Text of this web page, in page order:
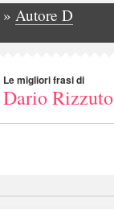
» Autore D
Le migliori frasi di
Dario Rizzuto